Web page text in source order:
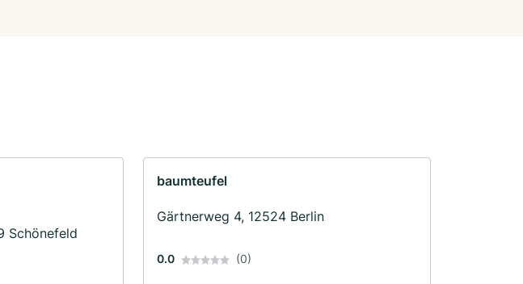
Schönefeld
baumteufel
Gärtnerweg 4, 12524 Berlin
0.0 (0)